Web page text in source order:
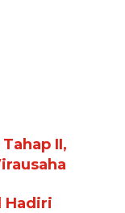
II,
Hadiri